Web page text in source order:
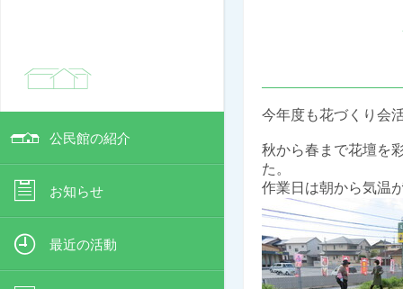
公民館の紹介
お知らせ
最近の活動
今年度も花づくり会
秋から春まで花壇を
た。
作業日は朝から気温